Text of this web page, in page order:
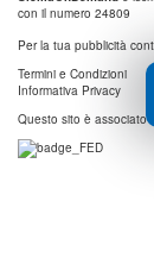
con il numero 24809
Per la tua pubblicità
Termini e Condizioni
Informativa Privacy
Questo sito è associato